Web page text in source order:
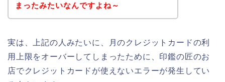
まったみたいなんですよね～
実は、上記の人みたいに、月のクレジットカードの利
用上限をオーバーしてしまったために、印鑑の匠のお
店でクレジットカードが使えないエラーが発生してい